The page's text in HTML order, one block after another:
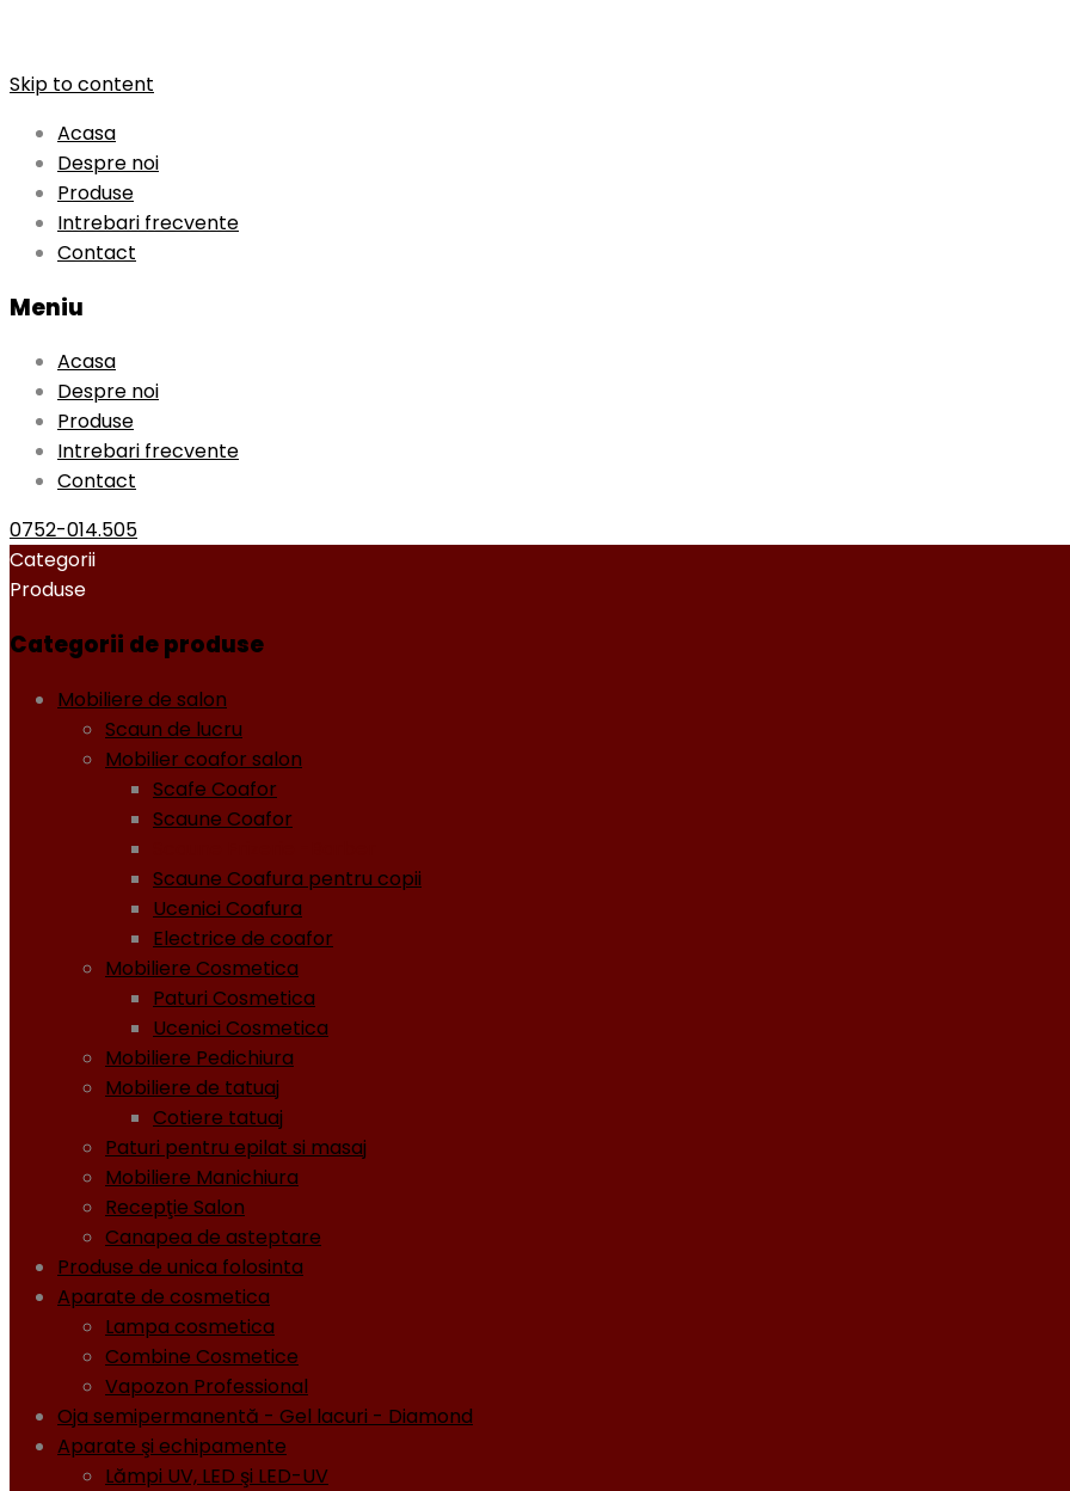
Skip to content
Acasa
Despre noi
Produse
Intrebari frecvente
Contact
Meniu
Acasa
Despre noi
Produse
Intrebari frecvente
Contact
0752-014.505
Categorii
Produse
Categorii de produse
Mobiliere de salon
Scaun de lucru
Mobilier coafor salon
Scafe Coafor
Scaune Coafor
Scaune Coafura pentru copii
Ucenici Coafura
Electrice de coafor
Mobiliere Cosmetica
Paturi Cosmetica
Ucenici Cosmetica
Mobiliere Pedichiura
Mobiliere de tatuaj
Cotiere tatuaj
Paturi pentru epilat si masaj
Mobiliere Manichiura
Recepţie Salon
Canapea de asteptare
Produse de unica folosinta
Aparate de cosmetica
Lampa cosmetica
Combine Cosmetice
Vapozon Professional
Oja semipermanentă - Gel lacuri - Diamond
Aparate şi echipamente
Lămpi UV, LED şi LED-UV